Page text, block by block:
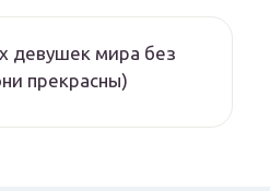
девушек мира без
прекрасны)